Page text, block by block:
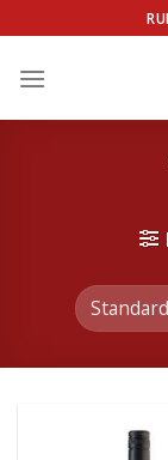
to
content